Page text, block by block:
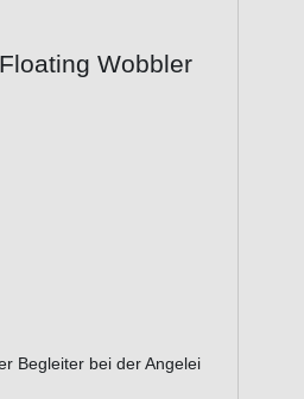
Wobbler
Begleiter bei der Angelei